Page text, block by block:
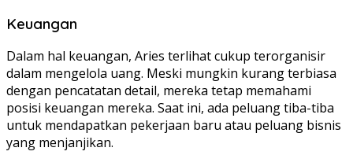
Keuangan
Dalam hal keuangan, Aries terlihat cukup terorganisir
dalam mengelola uang. Meski mungkin kurang terbiasa
dengan pencatatan detail, mereka tetap memahami
posisi keuangan mereka. Saat ini, ada peluang tiba-tiba
untuk mendapatkan pekerjaan baru atau peluang bisnis
yang menjanjikan.